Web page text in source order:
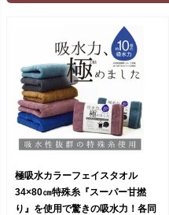
極吸水カラーフェイスタオル
34×80㎝特殊糸『スーパー甘撚
り』を使用で驚きの吸水力！各同